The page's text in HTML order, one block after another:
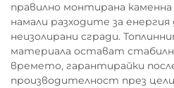
правилно монтирана
намали разходите за енергия
неизолирани сгради.
материала остават
времето, гарантирайки
производителност през